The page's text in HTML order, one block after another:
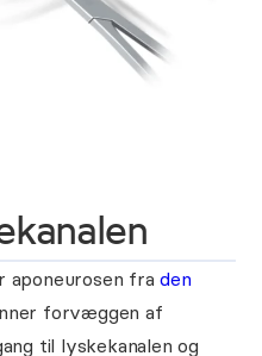
aponeurosen fraden
forvæggen af
til lyskekanalen og